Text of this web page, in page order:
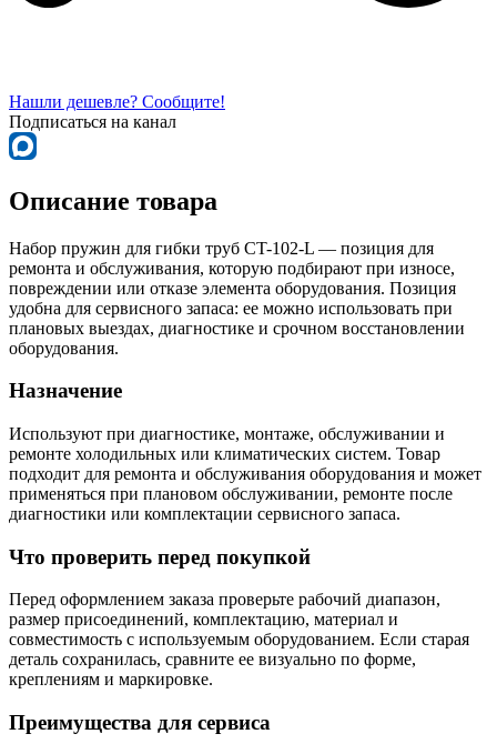
Нашли дешевле? Сообщите!
Подписаться на канал
Описание товара
Набор пружин для гибки труб CT-102-L — позиция для
ремонта и обслуживания, которую подбирают при износе,
повреждении или отказе элемента оборудования. Позиция
удобна для сервисного запаса: ее можно использовать при
плановых выездах, диагностике и срочном восстановлении
оборудования.
Назначение
Используют при диагностике, монтаже, обслуживании и
ремонте холодильных или климатических систем. Товар
подходит для ремонта и обслуживания оборудования и может
применяться при плановом обслуживании, ремонте после
диагностики или комплектации сервисного запаса.
Что проверить перед покупкой
Перед оформлением заказа проверьте рабочий диапазон,
размер присоединений, комплектацию, материал и
совместимость с используемым оборудованием. Если старая
деталь сохранилась, сравните ее визуально по форме,
креплениям и маркировке.
Преимущества для сервиса